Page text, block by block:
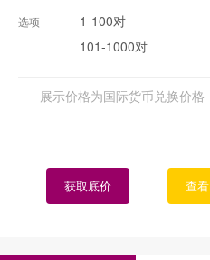
选项 1-100对
101-1000对
展示价格为国际货币兑换价格
获取底价 查